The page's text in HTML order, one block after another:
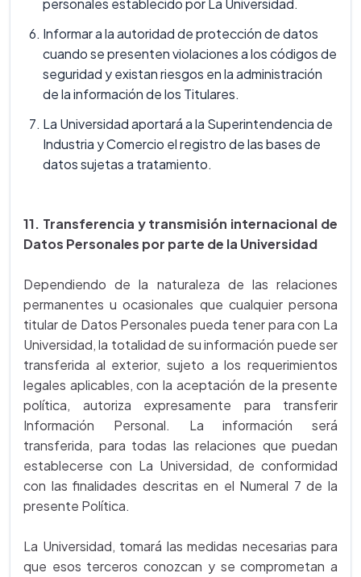
personales establecido por La Universidad.
Informar a la autoridad de protección de datos
cuando se presenten violaciones a los códigos de
seguridad y existan riesgos en la administración
de la información de los Titulares.
La Universidad aportará a la Superintendencia de
Industria y Comercio el registro de las bases de
datos sujetas a tratamiento.
11. Transferencia y transmisión internacional de
Datos Personales por parte de la Universidad
Dependiendo de la naturaleza de las relaciones
permanentes u ocasionales que cualquier persona
titular de Datos Personales pueda tener para con La
Universidad, la totalidad de su información puede ser
transferida al exterior, sujeto a los requerimientos
legales aplicables, con la aceptación de la presente
política, autoriza expresamente para transferir
Información Personal. La información será
transferida, para todas las relaciones que puedan
establecerse con La Universidad, de conformidad
con las finalidades descritas en el Numeral 7 de la
presente Política.
La Universidad, tomará las medidas necesarias para
que esos terceros conozcan y se comprometan a